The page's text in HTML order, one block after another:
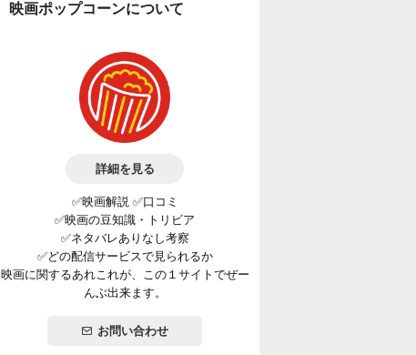
映画ポップコーンについて
詳細を見る
✅映画解説 ✅口コミ
✅映画の豆知識・トリビア
✅ネタバレありなし考察
✅どの配信サービスで見られるか
映画に関するあれこれが、この１サイトでぜー
んぶ出来ます。
お問い合わせ